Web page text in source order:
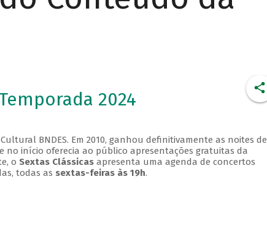
2024
BNDES. Em 2010, ganhou definitivamente as noites de
no início oferecia ao público apresentações gratuitas da
o Sextas Clássicasapresenta uma agenda de concertos
todas as sextas-feiras às 19h.